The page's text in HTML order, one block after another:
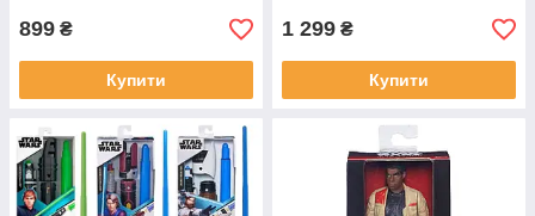
899 ₴
Купити
1 299 ₴
Купити